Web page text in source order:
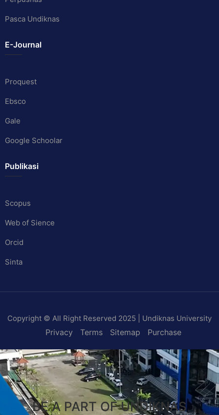
Pasca Undiknas
E-Journal
Proquest
Ebsco
Gale
Google Schoolar
Publikasi
Scopus
Web of Sience
Orcid
Sinta
Copyright © All Right Reserved 2025 | Undiknas University
Privacy Terms Sitemap Purchase
BE A PART OF UNDIKNAS